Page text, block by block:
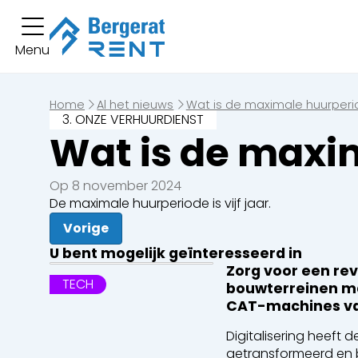
Menu
termijn verhuur
Graafmachines Laders
Bulldozers
Dumpers
Home Al het nieuws Wat is de maximale
3. ONZE VERHUURDIENST
Wat is de
Op 8 november 2024
De maximale huurperiode is vijf jaar.
Vorige
U bent mogelijk geïnteresseerd in
TECH
Zorg voor een
bouwterreinen
CAT-machines
Digitalisering heeft
getransformeerd en